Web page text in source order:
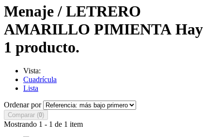
Menaje / LETRERO
AMARILLO PIMIENTA Hay
1 producto.
Vista:
Cuadrícula
Lista
Ordenar por
Comparar (0)
Mostrando 1 - 1 de 1 item